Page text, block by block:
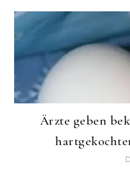
Ärzte geben